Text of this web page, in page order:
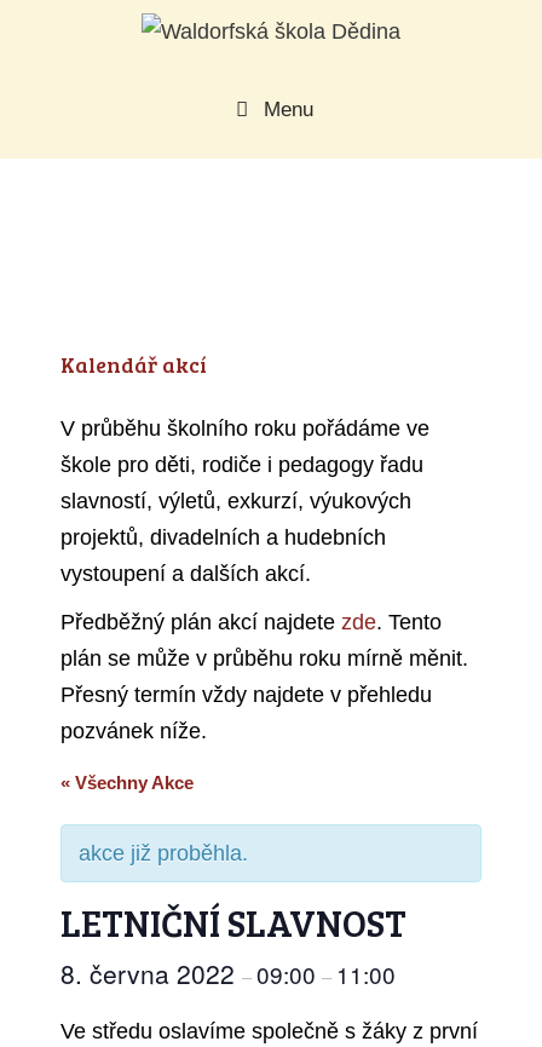
Menu
Kalendář akcí
V průběhu školního roku pořádáme ve
škole pro děti, rodiče i pedagogy řadu
slavností, výletů, exkurzí, výukových
projektů, divadelních a hudebních
vystoupení a dalších akcí.
Předběžný plán akcí najdete zde. Tento
plán se může v průběhu roku mírně měnit.
Přesný termín vždy najdete v přehledu
pozvánek níže.
« Všechny Akce
akce již proběhla.
LETNIČNÍ SLAVNOST
8. června 2022 –09:00 – 11:00
Ve středu oslavíme společně s žáky z první